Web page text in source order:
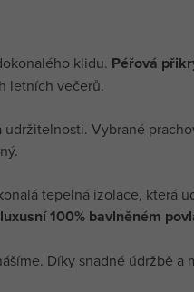
klidu. Péřová
letních večerů.
Vybrané
tepelná izolace, která
100% bavlněném
Díky snadné údržbě a